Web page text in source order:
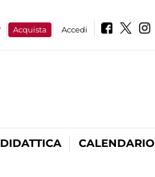
Acquista Accedi
DIDATTICA CALENDARIO